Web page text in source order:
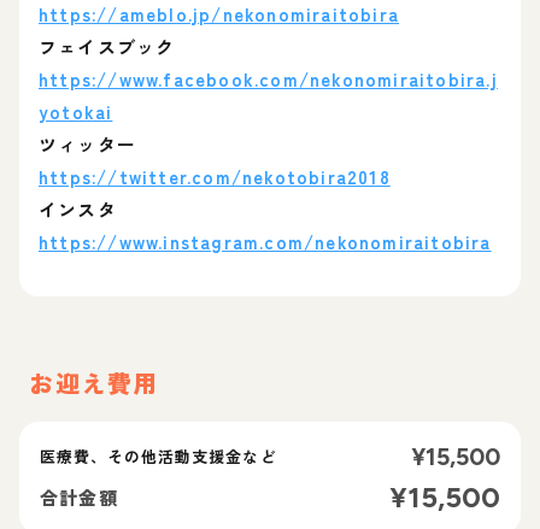
https://ameblo.jp/nekonomiraitobira
フェイスブック
https://www.facebook.com/nekonomiraitobira.j
yotokai
ツィッター
https://twitter.com/nekotobira2018
インスタ
https://www.instagram.com/nekonomiraitobira
お迎え費用
医療費、その他活動支援金など ¥15,500
合計金額 ¥15,500